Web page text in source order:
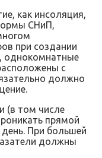
как инсоляция,
СНиП,
при создании
однокомнатные
с
должно
(в том числе
прямой
день. При большей
должны